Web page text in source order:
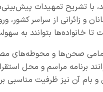
تشریح تمهیدات
و زائرانی از سراسر
خانواده‌ها بتوانند به
صحن‌ها و محوطه‌های
برنامه مراسم و محل
آن نیز ظرفیت مناسبی